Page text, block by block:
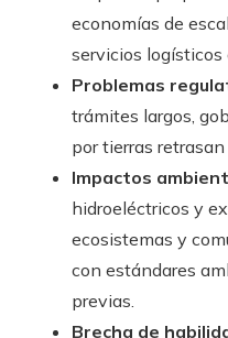
economías de
servicios logísticos
Problemas
trámites largos,
por tierras
Impactos
hidroeléctricos y
ecosistemas y
con estándares
previas.
Brecha de